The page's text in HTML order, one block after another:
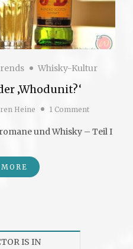
Whisky-Kultur
‚Whodunit?‘
Heine 1 Comment
und Whisky – Teil I
IS IN